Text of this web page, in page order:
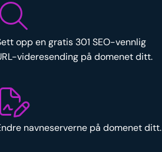
opp en gratis 301 SEO-vennlig
videresending på domenet ditt.
navneserverne på domenet ditt.